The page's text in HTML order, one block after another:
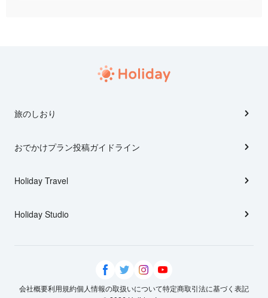
旅のしおり
おでかけプラン投稿ガイドライン
Holiday Travel
Holiday Studio
会社概要利用規約個人情報の取扱いについて特定商取引法に基づく表記